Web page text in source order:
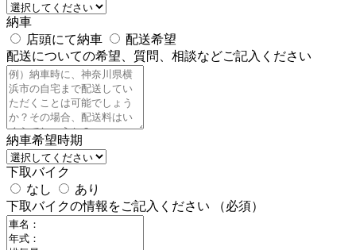
納車
店頭にて納車
配送希望
配送についての希望、質問、相談などご記入ください
納車希望時期
下取バイク
なし
あり
下取バイクの情報をご記入ください
（必須）